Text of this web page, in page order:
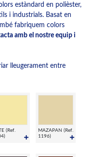
estàndard en polièster,
i industrials. Basat en
fabriquem colors
amb el nostre equip i
lleugerament entre
(Ref.
MAZAPAN (Ref.
1196)